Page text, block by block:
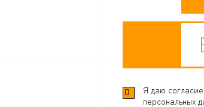
Я даю
персональных